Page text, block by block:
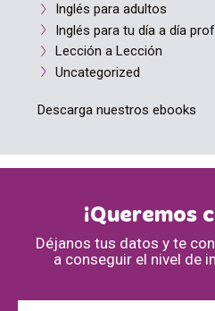
Inglés para adultos
Inglés para tu día a día
Lección a Lección
Uncategorized
Descarga nuestros ebooks
¡Queremos
Déjanos tus datos y te
a conseguir el nivel de